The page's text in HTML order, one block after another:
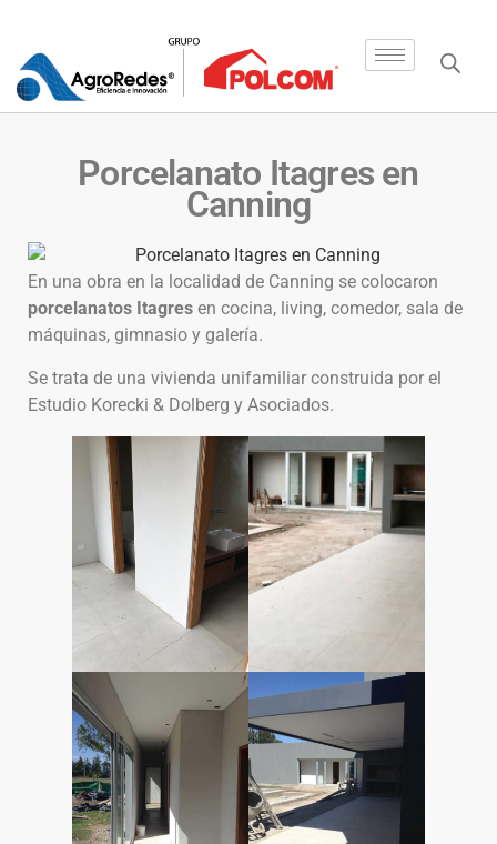
Porcelanato Itagres en
Canning
En una obra en la localidad de Canning se colocaron
porcelanatos Itagres en cocina, living, comedor, sala de
máquinas, gimnasio y galería.
Se trata de una vivienda unifamiliar construida por el
Estudio Korecki & Dolberg y Asociados.